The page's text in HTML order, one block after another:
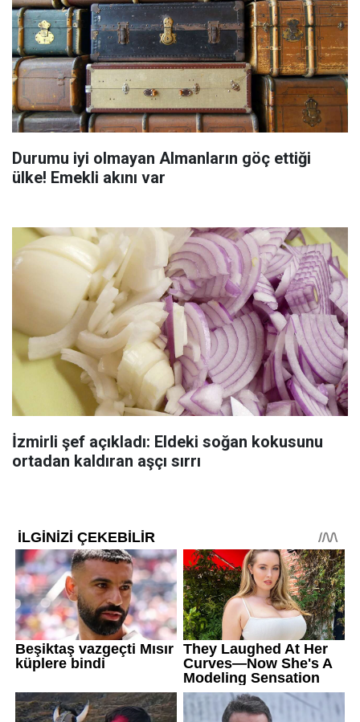
Durumu iyi olmayan Almanların göç ettiği
ülke! Emekli akını var
İzmirli şef açıkladı: Eldeki soğan kokusunu
ortadan kaldıran aşçı sırrı